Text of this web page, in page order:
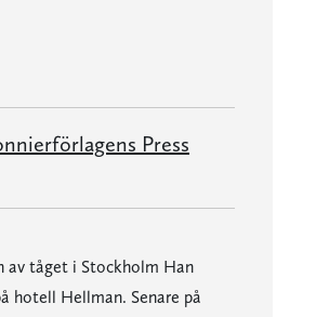
Press
av tåget i Stockholm Han
hotell Hellman. Senare på